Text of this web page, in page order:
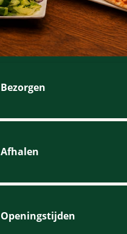
Bezorgen
Afhalen
Openingstijden